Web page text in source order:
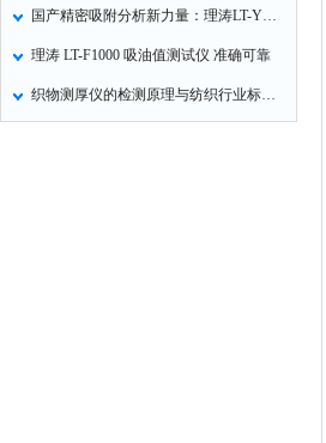
国产精密吸附分析新力量：理涛LT-Y019A全自动高压吸附仪的性能与应用解析
理涛 LT-F1000 吸油值测试仪 准确可靠
织物测厚仪的检测原理与纺织行业标准化应用